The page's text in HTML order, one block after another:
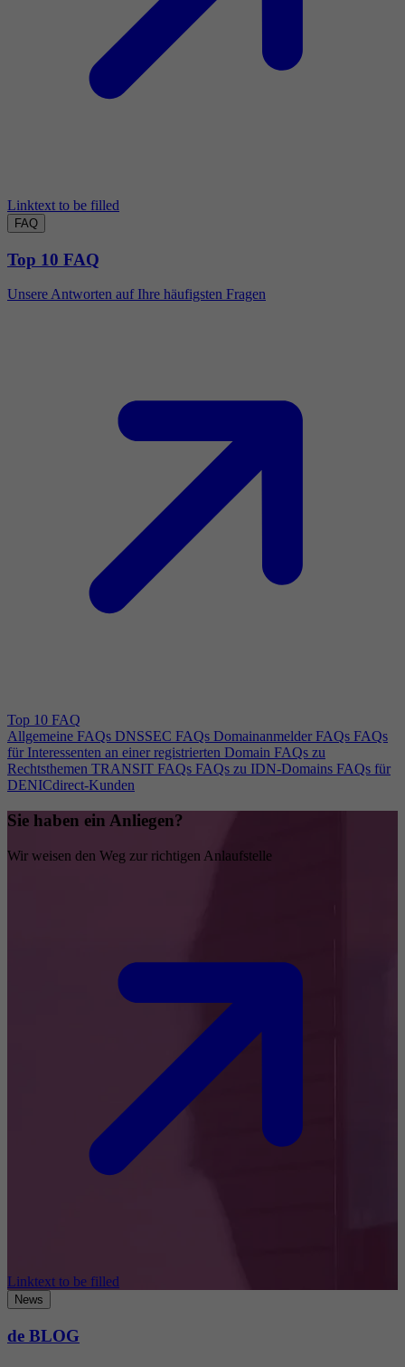
Linktext to be filled
FAQ
Top 10 FAQ
Unsere Antworten auf Ihre häufigsten Fragen
Top 10 FAQ
Allgemeine FAQs DNSSEC FAQs Domainanmelder FAQs FAQs
für Interessenten an einer registrierten Domain FAQs zu
Rechtsthemen TRANSIT FAQs FAQs zu IDN-Domains FAQs für
DENICdirect-Kunden
Sie haben ein Anliegen?
Wir weisen den Weg zur richtigen Anlaufstelle
Linktext to be filled
News
de BLOG